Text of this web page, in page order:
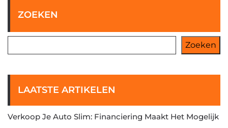
ZOEKEN
Zoeken
LAATSTE ARTIKELEN
Verkoop Je Auto Slim: Financiering Maakt Het Mogelijk